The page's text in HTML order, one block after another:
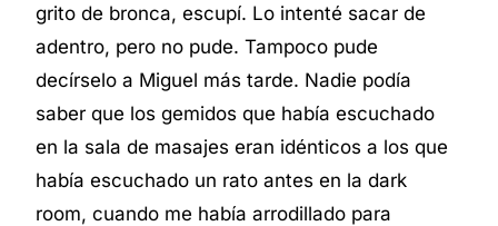
grito de bronca, escupí. Lo intenté sacar de
adentro, pero no pude. Tampoco pude
decírselo a Miguel más tarde. Nadie podía
saber que los gemidos que había escuchado
en la sala de masajes eran idénticos a los que
había escuchado un rato antes en la dark
room, cuando me había arrodillado para